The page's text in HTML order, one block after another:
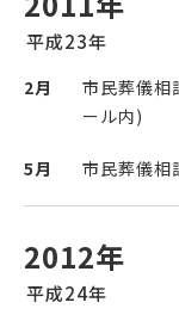
平成23年
2月
市民葬儀相
ール内)
5月 市民葬儀相
2012年
平成24年